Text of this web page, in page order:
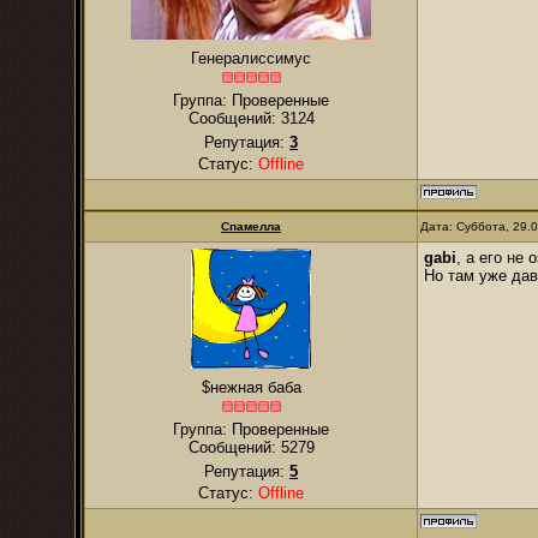
Генералиссимус
Группа: Проверенные
Сообщений: 3124
Репутация: 3
Статус: Offline
Спамелла Дата: Суббота,
$нежная баба
Группа: Проверенные
Сообщений: 5279
Репутация: 5
Статус: Offline
gabi, а его не
Но там уже